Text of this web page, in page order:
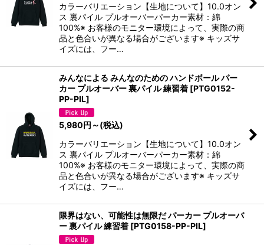
カラーバリエーション【生地について】10.0オン
ス 裏パイル プルオーバーパーカー素材：綿
100%※ お客様のモニター環境によって、実際の商
品と色合いが異なる場合がございます※ キッズサ
イズには、フー…
みんなによる みんなのための ハンドボール パー
カー プルオーバー 裏パイル 練習着 [PTG0152-
PP-PIL]
5,980円 ～(税込)
カラーバリエーション【生地について】10.0オン
ス 裏パイル プルオーバーパーカー素材：綿
100%※ お客様のモニター環境によって、実際の商
品と色合いが異なる場合がございます※ キッズサ
イズには、フー…
限界はない、可能性は無限だ パーカー プルオーバ
ー 裏パイル 練習着 [PTG0158-PP-PIL]